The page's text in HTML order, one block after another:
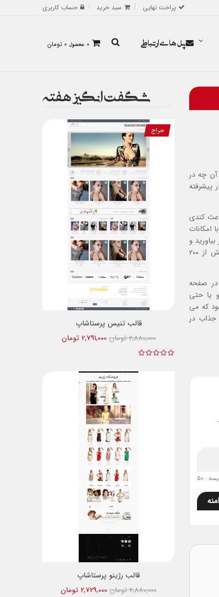
پراخت نهایی سبد خرید حساب کاربری
0 محصول 0 تومان پل های ارتباطی
چه در
پیشرفته
کندی
امکانات
و
امکاناتی که این ماژول در اختیارتان قرار می دهد که بیش از 200
صفحه
یا حتی
که می
جذاب در
: 50
شگفت انگیز هفته
حراج
قالب تنیس پرستاشاپ
2,791,000 تومان
2,880,000 تومان
قالب رژینو پرستاشاپ
2,729,000 تومان
2,880,000 تومان